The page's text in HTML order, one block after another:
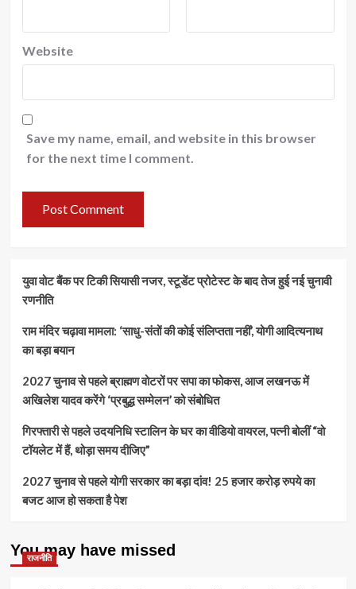
Website
Save my name, email, and website in this browser
for the next time I comment.
युवा वोट बैंक पर टिकी सियासी नजर, स्टूडेंट प्रोटेस्ट के बाद तेज हुई नई चुनावी
रणनीति
राम मंदिर चढ़ावा मामला: ‘साधु-संतों की कोई संलिप्तता नहीं’, योगी आदित्यनाथ
का बड़ा बयान
2027 चुनाव से पहले ब्राह्मण वोटरों पर सपा का फोकस, आज लखनऊ में
अखिलेश यादव करेंगे ‘प्रबुद्ध सम्मेलन’ को संबोधित
गिरफ्तारी से पहले उदयनिधि स्टालिन के घर का वीडियो वायरल, पत्नी बोलीं “वो
टॉयलेट में हैं, थोड़ा समय दीजिए”
2027 चुनाव से पहले योगी सरकार का बड़ा दांव! 25 हजार करोड़ रुपये का
बजट आज हो सकता है पेश
You may have missed
राजनीति